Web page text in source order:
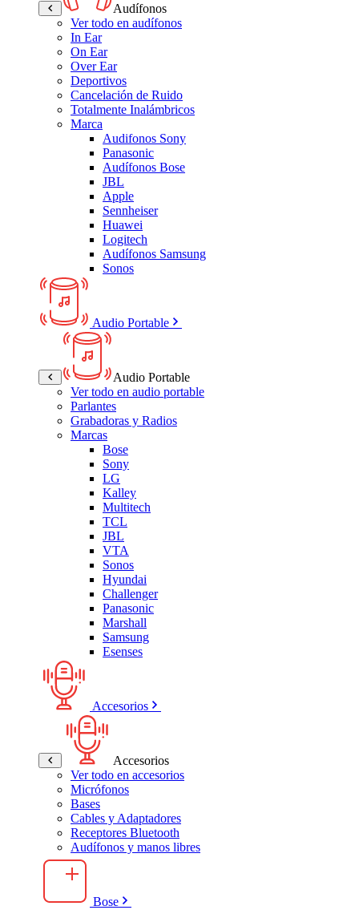
Audífonos
Ver todo en audífonos
In Ear
On Ear
Over Ear
Deportivos
Cancelación de Ruido
Totalmente Inalámbricos
Marca
Audifonos Sony
Panasonic
Audífonos Bose
JBL
Apple
Sennheiser
Huawei
Logitech
Audífonos Samsung
Sonos
Audio Portable
Audio Portable
Ver todo en audio portable
Parlantes
Grabadoras y Radios
Marcas
Bose
Sony
LG
Kalley
Multitech
TCL
JBL
VTA
Sonos
Hyundai
Challenger
Panasonic
Marshall
Samsung
Esenses
Accesorios
Accesorios
Ver todo en accesorios
Micrófonos
Bases
Cables y Adaptadores
Receptores Bluetooth
Audífonos y manos libres
Bose